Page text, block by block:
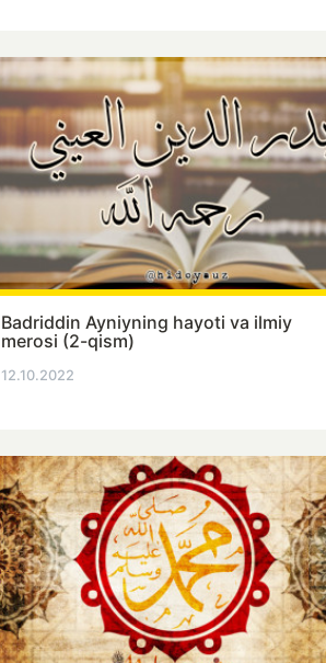
Badriddin Ayniyning hayoti va ilmiy
merosi (2-qism)
12.10.2022